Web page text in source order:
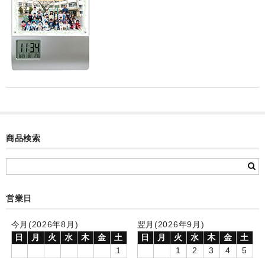
目覚まし時計(集合＋個別)
メロディ時計(集合)
知育時計
制服メモリー
お絵かきギャラリー
商品検索
営業日
今月(2026年8月)
日
月 火 水 木 金
土
1
翌月(2026年9月)
日
月 火 水 木 金
土
1
2 3 4
5